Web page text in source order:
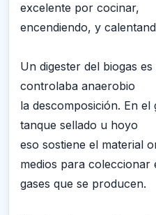
excelente por cocinar,
encendiendo, y
Un digester del biogas
controlaba anaerobio
la descomposición. En
tanque sellado u hoyo
eso sostiene el material
medios para coleccionar
gases que se producen.